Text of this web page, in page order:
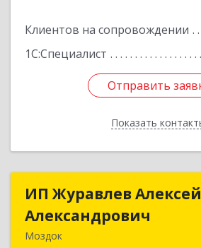
Клиентов на сопровождении
1С:Специалист
Отправить
Показать
Отправить
Назад
ИП Журавлев Алексей
Александрович
Моздок
ИП